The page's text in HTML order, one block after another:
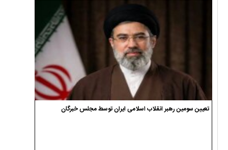
تعیین سومین رهبر انقلاب اسلامی ایران توسط مجلس خبرگان